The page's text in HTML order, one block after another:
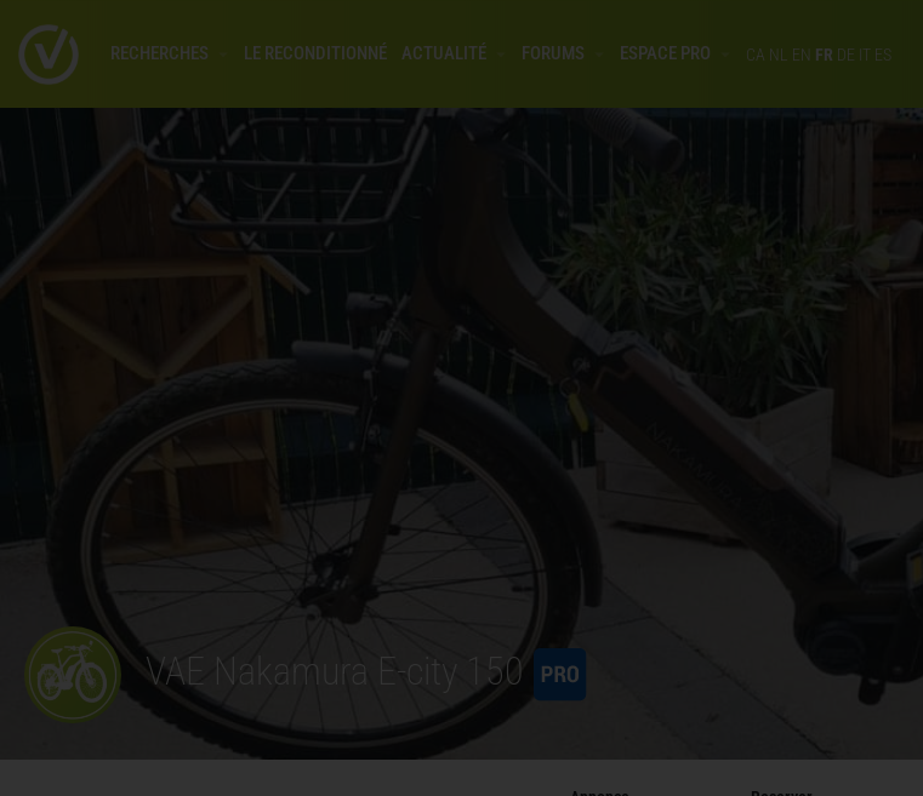
RECHERCHES LE RECONDITIONNÉ ACTUALITÉ FORUMS ESPACE PRO CA NL EN FR DE IT ES
VAE Nakamura E-city 150